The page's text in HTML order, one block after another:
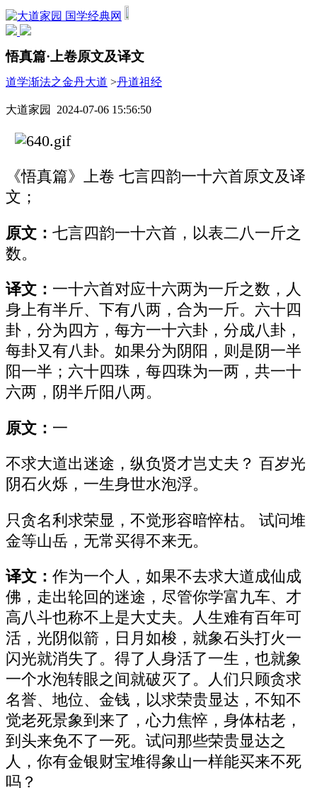
国学经典网
悟真篇·上卷原文及译文
道学渐法之金丹大道 >丹道祖经
大道家园 2024-07-06 15:56:50
《悟真篇》上卷 七言四韵一十六首原文及译
文；
原文： 七言四韵一十六首，以表二八一斤之
数。
译文： 一十六首对应十六两为一斤之数，人
身上有半斤、下有八两，合为一斤。六十四
卦，分为四方，每方一十六卦，分成八卦，
每卦又有八卦。如果分为阴阳，则是阴一半
阳一半；六十四珠，每四珠为一两，共一十
六两，阴半斤阳八两。
原文： 一
不求大道出迷途，纵负贤才岂丈夫？ 百岁光
阴石火烁，一生身世水泡浮。
只贪名利求荣显，不觉形容暗悴枯。 试问堆
金等山岳，无常买得不来无。
译文： 作为一个人，如果不去求大道成仙成
佛，走出轮回的迷途，尽管你学富九车、才
高八斗也称不上是大丈夫。人生难有百年可
活，光阴似箭，日月如梭，就象石头打火一
闪光就消失了。得了人身活了一生，也就象
一个水泡转眼之间就破灭了。人们只顾贪求
名誉、地位、金钱，以求荣贵显达，不知不
觉老死景象到来了，心力焦悴，身体枯老，
到头来免不了一死。试问那些荣贵显达之
人，你有金银财宝堆得象山一样能买来不死
吗？